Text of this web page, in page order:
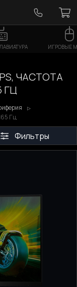
ИГРОВЫЕ
ЧАСТОТА
ГЦ
Гц
Фильтры